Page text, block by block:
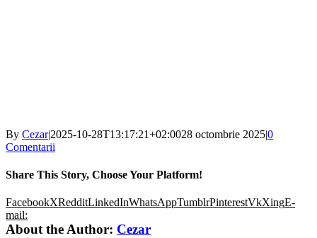
By Cezar|2025-10-28T13:17:21+02:0028 octombrie 2025|0
Comentarii
Share This Story, Choose Your Platform!
FacebookXRedditLinkedInWhatsAppTumblrPinterestVkXingE-
mail:
About the Author: Cezar